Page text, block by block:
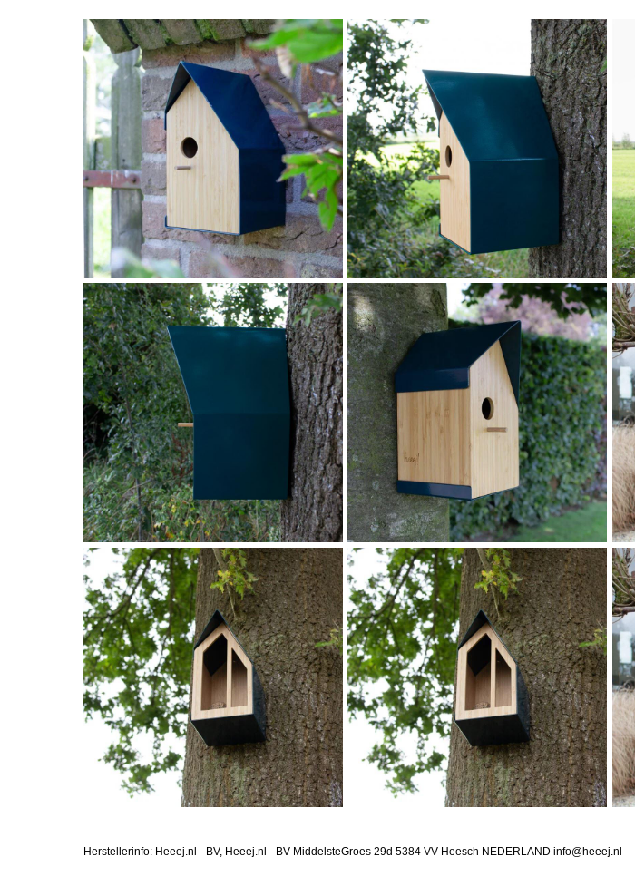
Herstellerinfo: Heeej.nl - BV, Heeej.nl - BV MiddelsteGroes 29d 5384 VV Heesch NEDERLAND info@heeej.nl